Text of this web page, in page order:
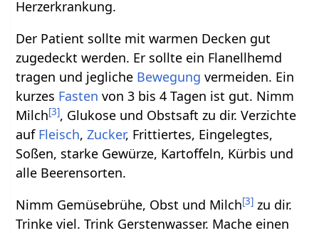
Herzerkrankung.
Der Patient sollte mit warmen Decken gut
zugedeckt werden. Er sollte ein Flanellhemd
tragen und jegliche Bewegung vermeiden. Ein
kurzes Fasten von 3 bis 4 Tagen ist gut. Nimm
Milch[3], Glukose und Obstsaft zu dir. Verzichte
auf Fleisch,Zucker, Frittiertes, Eingelegtes,
Soßen, starke Gewürze, Kartoffeln, Kürbis und
alle Beerensorten.
Nimm Gemüsebrühe, Obst und Milch[3] zu dir.
Trinke viel. Trink Gerstenwasser. Mache einen